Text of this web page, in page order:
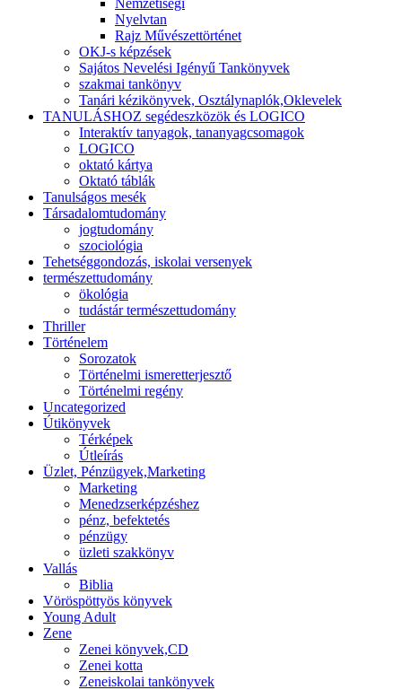
Nemzetiségi
Nyelvtan
Rajz Művészettörténet
OKJ-s képzések
Sajátos Nevelési Igényű Tankönyvek
szakmai tankönyv
Tanári kézikönyvek, Osztálynaplók,Oklevelek
TANULÁSHOZ segédeszközök és LOGICO
Interaktív tanyagok, tananyagcsomagok
LOGICO
oktató kártya
Oktató táblák
Tanulságos mesék
Társadalomtudomány
jogtudomány
szociológia
Tehetséggondozás, iskolai versenyek
természettudomány
ökológia
tudástár természettudomány
Thriller
Történelem
Sorozatok
Történelmi ismeretterjesztő
Történelmi regény
Uncategorized
Útikönyvek
Térképek
Útleírás
Üzlet, Pénzügyek,Marketing
Marketing
Menedzserképzéshez
pénz, befektetés
pénzügy
üzleti szakkönyv
Vallás
Biblia
Vöröspöttyös könyvek
Young Adult
Zene
Zenei könyvek,CD
Zenei kotta
Zeneiskolai tankönyvek